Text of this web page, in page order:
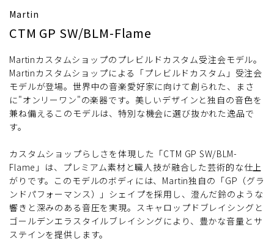
Martin
CTM GP SW/BLM-Flame
Martinカスタムショップのプレビルドカスタム受注会モデル。
Martinカスタムショップによる「プレビルドカスタム」受注会
モデルが登場。世界中の音楽愛好家に向けて創られた、まさ
に"オンリーワン"の楽器です。美しいデザインと独自の音色を
兼ね備えるこのモデルは、特別な機会に選び抜かれた逸品で
す。
カスタムショップらしさを体現した「CTM GP SW/BLM-
Flame」は、プレミアム素材と職人技が融合した芸術的な仕上
がりです。このモデルのボディには、Martin独自の「GP（グラ
ンドパフォーマンス）」シェイプを採用し、澄んだ鈴のような
響きと深みのある音圧を実現。スキャロップドブレイシングと
ゴールデンエラスタイルブレイシングにより、豊かな音量とサ
ステインを提供します。